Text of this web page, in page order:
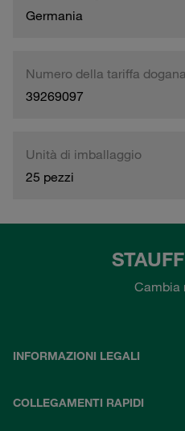
Germania
Numero della tariffa
39269097
Unità di imballaggio
25 pezzi
Cambia
INFORMAZIONI LEGALI
COLLEGAMENTI RAPIDI